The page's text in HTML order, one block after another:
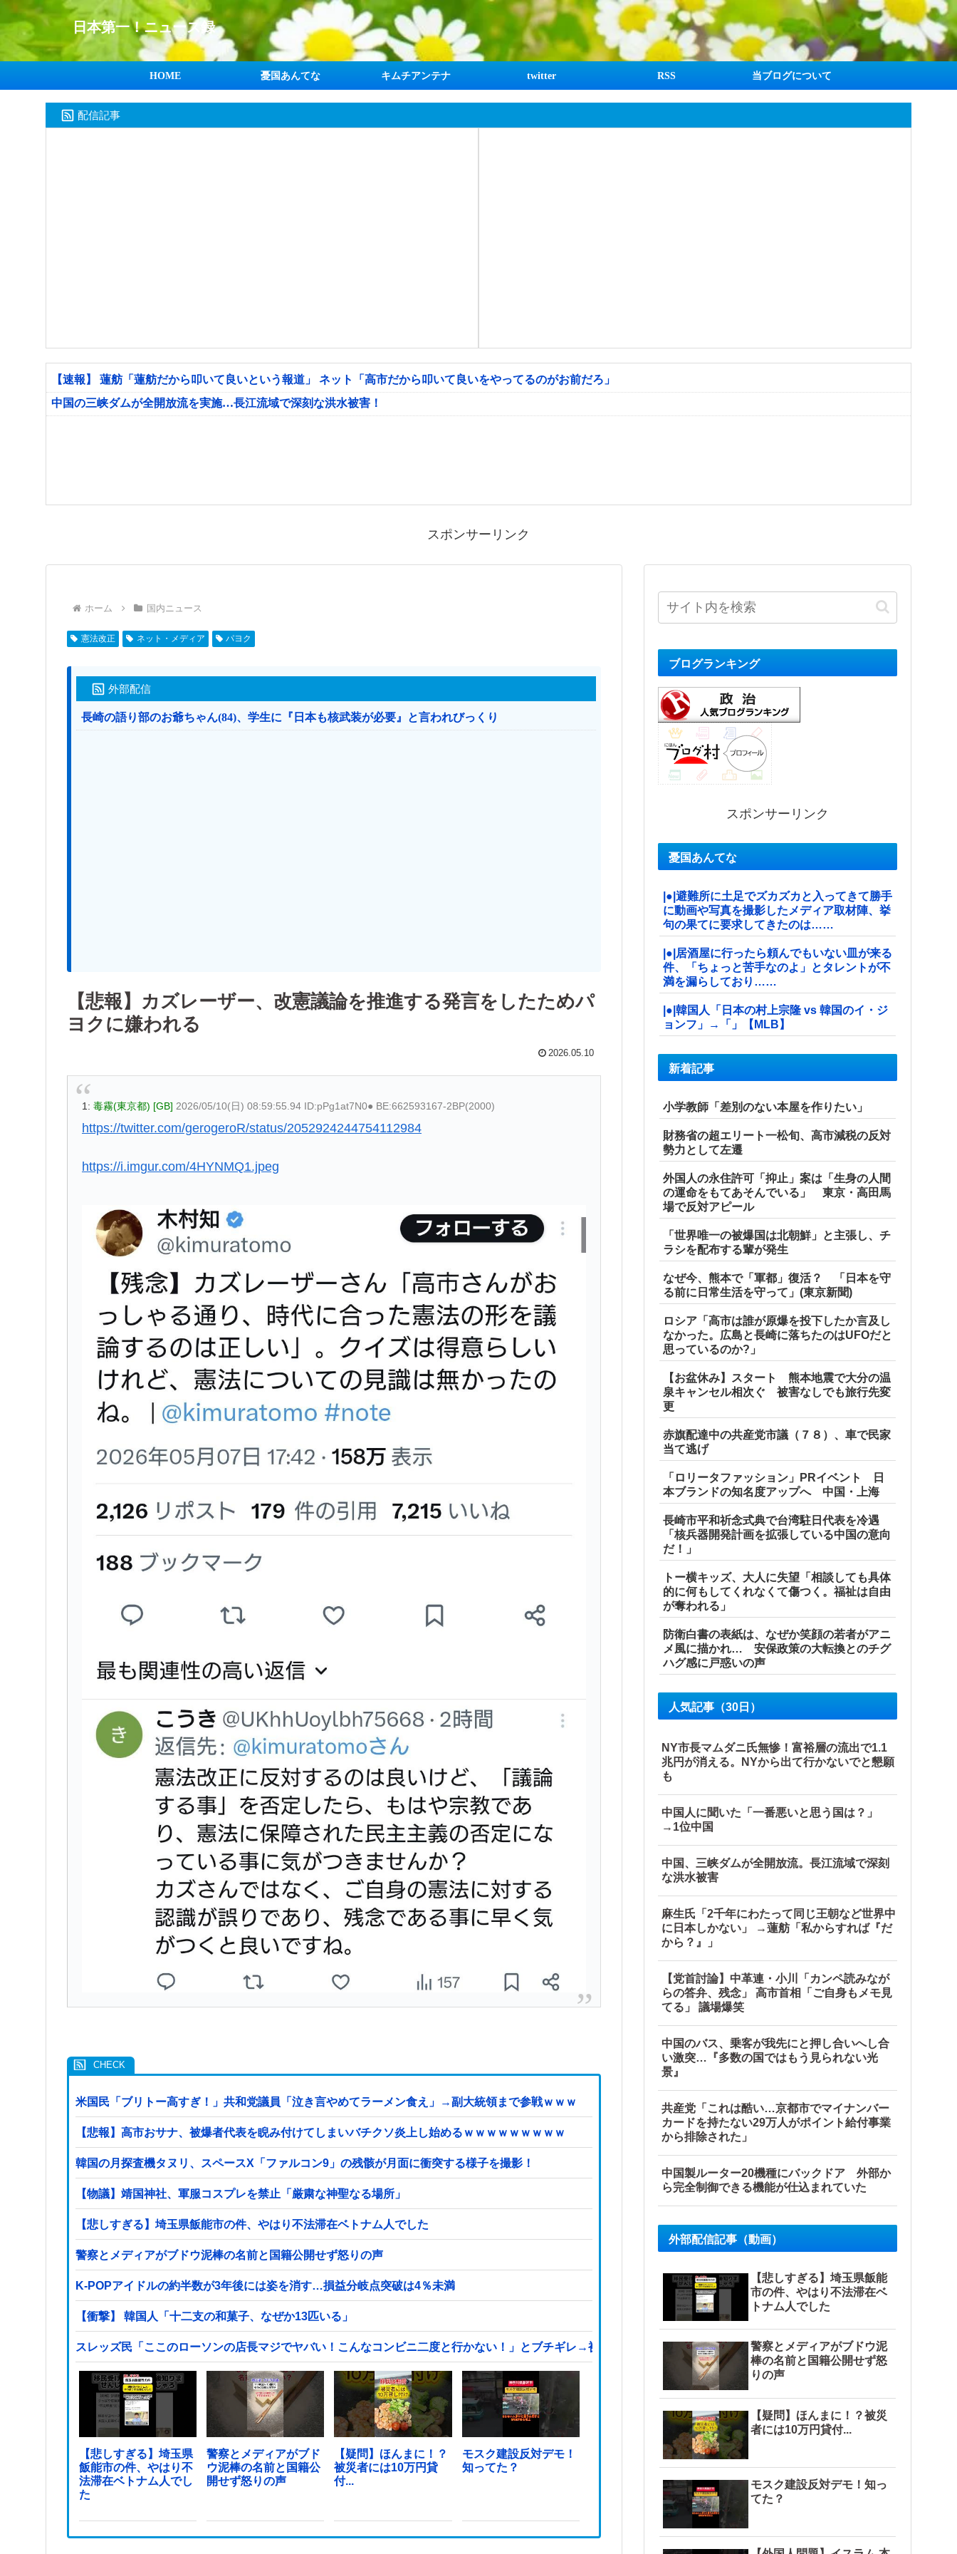
日本第一！ニュース録
HOME 憂国あんてな キムチアンテナ twitter RSS 当ブログについて
配信記事
【速報】 蓮舫「蓮舫だから叩いて良いという報道」 ネット「高市だから叩いて良いをやってるのがお前だろ」
中国の三峡ダムが全開放流を実施…長江流域で深刻な洪水被害！
スポンサーリンク
ホーム 国内ニュース
憲法改正 ネット・メディア パヨク
外部配信
長崎の語り部のお爺ちゃん(84)、学生に『日本も核武装が必要』と言われびっくり
【悲報】カズレーザー、改憲議論を推進する発言をしたためパ
ヨクに嫌われる
2026.05.10
1: 毒霧(東京都) [GB] 2026/05/10(日) 08:59:55.94 ID:pPg1at7N0● BE:662593167-2BP(2000)
https://twitter.com/gerogeroR/status/2052924244754112984
https://i.imgur.com/4HYNMQ1.jpeg
米国民「ブリトー高すぎ！」共和党議員「泣き言やめてラーメン食え」→副大統領まで参戦ｗｗｗ
【悲報】高市おサナ、被爆者代表を睨み付けてしまいバチクソ炎上し始めるｗｗｗｗｗｗｗｗｗ
韓国の月探査機タヌリ、スペースX「ファルコン9」の残骸が月面に衝突する様子を撮影！
【物議】靖国神社、軍服コスプレを禁止「厳粛な神聖なる場所」
【悲しすぎる】埼玉県飯能市の件、やはり不法滞在ベトナム人でした
警察とメディアがブドウ泥棒の名前と国籍公開せず怒りの声
K-POPアイドルの約半数が3年後には姿を消す…損益分岐点突破は4％未満
【衝撃】 韓国人「十二支の和菓子、なぜか13匹いる」
スレッズ民「ここのローソンの店長マジでヤバい！こんなコンビニ二度と行かない！」とブチギレ→被害者アピするも「ヤバイのはお前だよ」とツッコミ殺到ｗｗｗｗｗｗ
【悲しすぎる】埼玉県
飯能市の件、やはり不
法滞在ベトナム人でし
た
警察とメディアがブド
ウ泥棒の名前と国籍公
開せず怒りの声
【疑問】ほんまに！？
被災者には10万円貸
付...
モスク建設反対デモ！
知ってた？
ブログランキング
スポンサーリンク
憂国あんてな
|●|避難所に土足でズカズカと入ってきて勝手
に動画や写真を撮影したメディア取材陣、挙
句の果てに要求してきたのは……
|●|居酒屋に行ったら頼んでもいない皿が来る
件、「ちょっと苦手なのよ」とタレントが不
満を漏らしており……
|●|韓国人「日本の村上宗隆 vs 韓国のイ・ジ
ョンフ」→「」【MLB】
新着記事
小学教師「差別のない本屋を作りたい」
財務省の超エリート一松旬、高市減税の反対
勢力として左遷
外国人の永住許可「抑止」案は「生身の人間
の運命をもてあそんでいる」 東京・高田馬
場で反対アピール
「世界唯一の被爆国は北朝鮮」と主張し、チ
ラシを配布する輩が発生
なぜ今、熊本で「軍都」復活？ 「日本を守
る前に日常生活を守って」(東京新聞)
ロシア「高市は誰が原爆を投下したか言及し
なかった。広島と長崎に落ちたのはUFOだと
思っているのか?」
【お盆休み】スタート 熊本地震で大分の温
泉キャンセル相次ぐ 被害なしでも旅行先変
更
赤旗配達中の共産党市議（７８）、車で民家
当て逃げ
「ロリータファッション」PRイベント 日
本ブランドの知名度アップへ 中国・上海
長崎市平和祈念式典で台湾駐日代表を冷遇
「核兵器開発計画を拡張している中国の意向
だ！」
トー横キッズ、大人に失望「相談しても具体
的に何もしてくれなくて傷つく。福祉は自由
が奪われる」
防衛白書の表紙は、なぜか笑顔の若者がアニ
メ風に描かれ… 安保政策の大転換とのチグ
ハグ感に戸惑いの声
人気記事（30日）
NY市長マムダニ氏無惨！富裕層の流出で1.1
兆円が消える。NYから出て行かないでと懇願
も
中国人に聞いた「一番悪いと思う国は？」
→1位中国
中国、三峡ダムが全開放流。長江流域で深刻
な洪水被害
麻生氏「2千年にわたって同じ王朝など世界中
に日本しかない」 →蓮舫「私からすれば『だ
から？』」
【党首討論】中革連・小川「カンペ読みなが
らの答弁、残念」 高市首相「ご自身もメモ見
てる」 議場爆笑
中国のバス、乗客が我先にと押し合いへし合
い激突…『多数の国ではもう見られない光
景』
共産党「これは酷い…京都市でマイナンバー
カードを持たない29万人がポイント給付事業
から排除された」
中国製ルーター20機種にバックドア 外部か
ら完全制御できる機能が仕込まれていた
外部配信記事（動画）
【悲しすぎる】埼玉県飯能
市の件、やはり不法滞在ベ
トナム人でした
警察とメディアがブドウ泥
棒の名前と国籍公開せず怒
りの声
【疑問】ほんまに！？被災
者には10万円貸付...
モスク建設反対デモ！知っ
てた？